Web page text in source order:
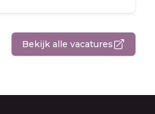
Bekijk alle vacatures